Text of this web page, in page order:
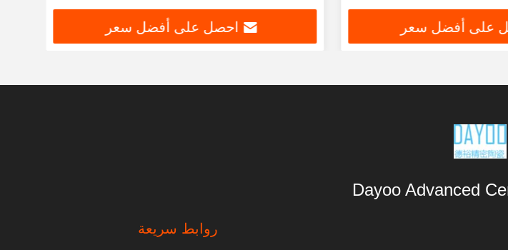
على أفضل سعر احصل على أفضل سعر
Dayoo Advanced
روابط سريعة